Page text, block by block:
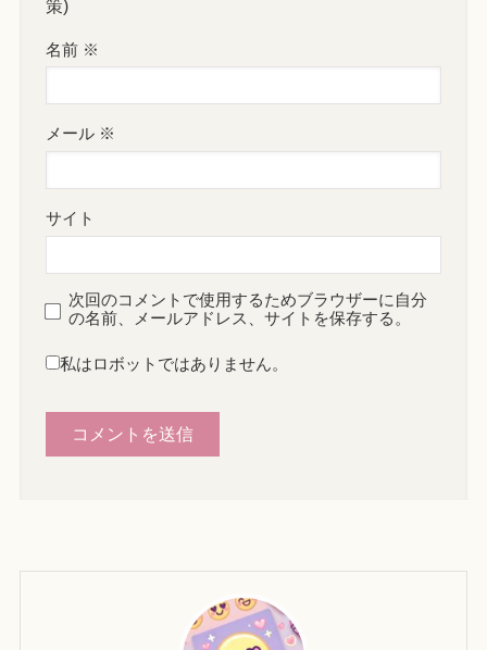
策)
名前 ※
メール ※
サイト
次回のコメントで使用するためブラウザーに自分
の名前、メールアドレス、サイトを保存する。
私はロボットではありません。